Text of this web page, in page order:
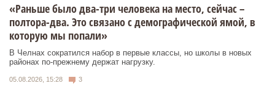
«Раньше было два-три человека на место, сейчас –
полтора-два. Это связано с демографической ямой, в
которую мы попали»
В Челнах сократился набор в первые классы, но школы в новых
районах по-прежнему держат нагрузку.
05.08.2026, 15:28 3